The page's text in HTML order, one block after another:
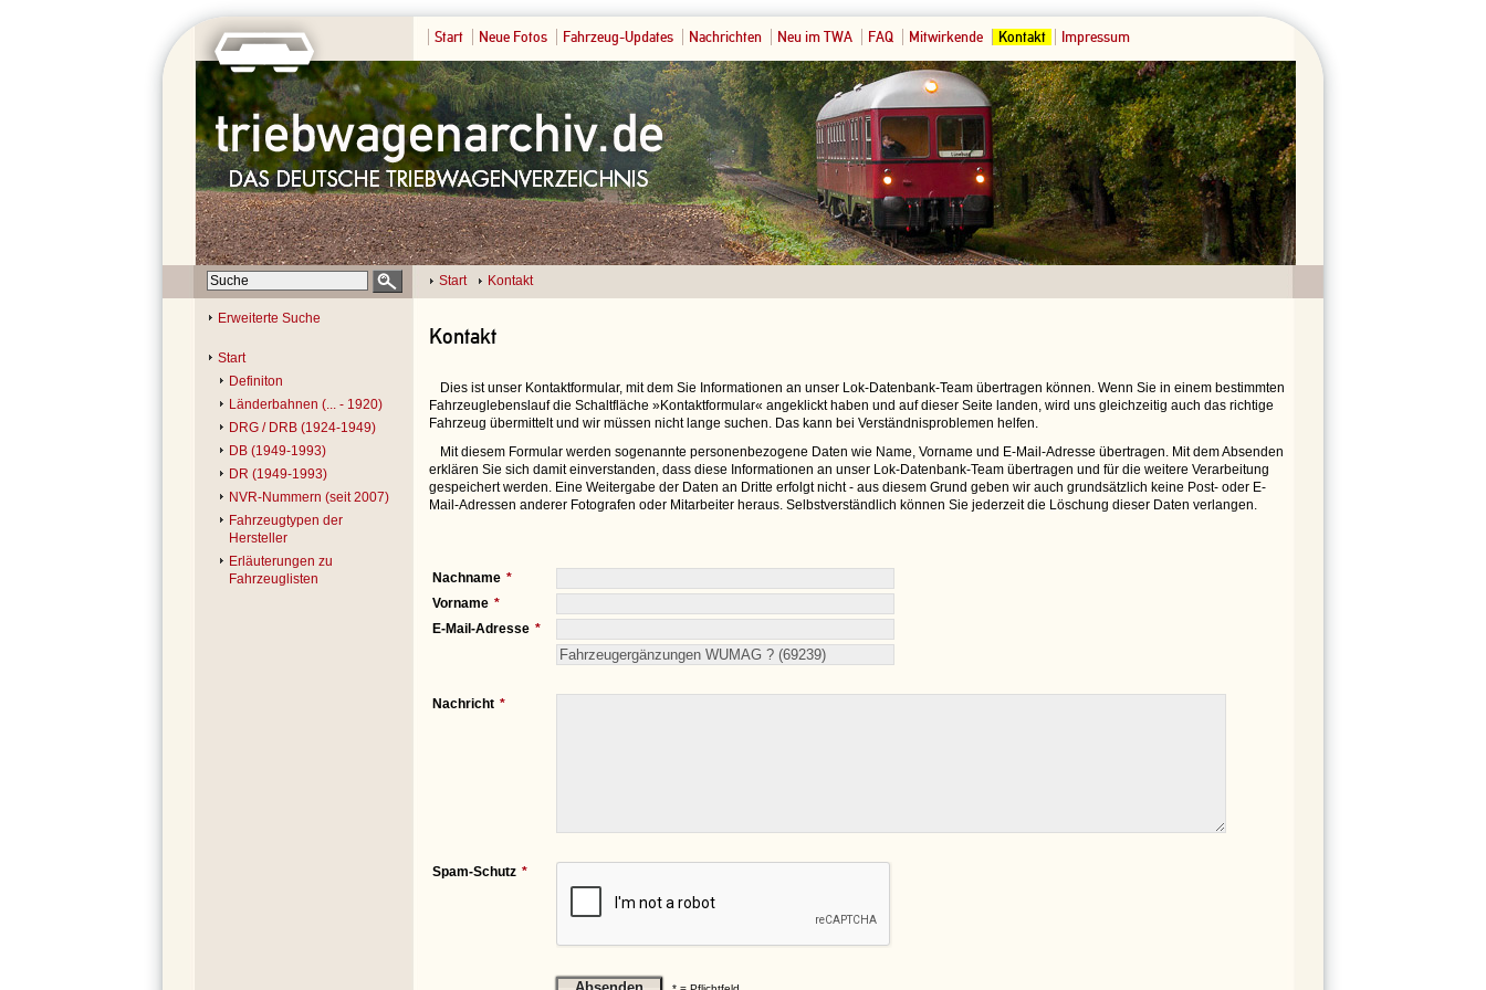
Start Neue Fotos Fahrzeug-Updates Nachrichten Neu im TWA FAQ Mitwirkende Kontakt Impressum
Start Kontakt
Erweiterte Suche
Start
Definiton
Länderbahnen (... - 1920)
DRG / DRB (1924-1949)
DB (1949-1993)
DR (1949-1993)
NVR-Nummern (seit 2007)
Fahrzeugtypen der
Hersteller
Erläuterungen zu
Fahrzeuglisten
Kontakt
Dies ist unser Kontaktformular, mit dem Sie Informationen an unser Lok-Datenbank-Team übertragen können. Wenn Sie in einem bestimmten
Fahrzeuglebenslauf die Schaltfläche »Kontaktformular« angeklickt haben und auf dieser Seite landen, wird uns gleichzeitig auch das richtige
Fahrzeug übermittelt und wir müssen nicht lange suchen. Das kann bei Verständnisproblemen helfen.
Mit diesem Formular werden sogenannte personenbezogene Daten wie Name, Vorname und E-Mail-Adresse übertragen. Mit dem Absenden
erklären Sie sich damit einverstanden, dass diese Informationen an unser Lok-Datenbank-Team übertragen und für die weitere Verarbeitung
gespeichert werden. Eine Weitergabe der Daten an Dritte erfolgt nicht - aus diesem Grund geben wir auch grundsätzlich keine Post- oder E-
Mail-Adressen anderer Fotografen oder Mitarbeiter heraus. Selbstverständlich können Sie jederzeit die Löschung dieser Daten verlangen.
Nachname
Vorname
E-Mail-Adresse
Nachricht
Spam-Schutz